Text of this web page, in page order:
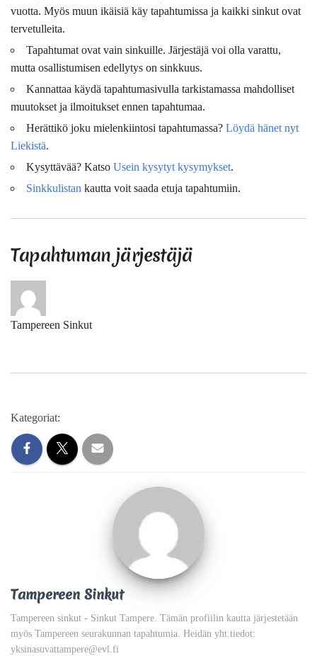
vuotta. Myös muun ikäisiä käy tapahtumissa ja kaikki sinkut ovat
tervetulleita.
Tapahtumat ovat vain sinkuille. Järjestäjä voi olla varattu,
mutta osallistumisen edellytys on sinkkuus.
Kannattaa käydä tapahtumasivulla tarkistamassa mahdolliset
muutokset ja ilmoitukset ennen tapahtumaa.
Herättikö joku mielenkiintosi tapahtumassa? Löydä hänet nyt
Liekistä.
Kysyttävää? Katso Usein kysytyt kysymykset.
Sinkkulistan kautta voit saada etuja tapahtumiin.
Tapahtuman järjestäjä
Tampereen Sinkut
Kategoriat:
Tampereen Sinkut
Tampereen sinkut - Sinkut Tampere. Tämän profiilin kautta järjestetään
myös Tampereen seurakunnan tapahtumia. Heidän yht.tiedot:
yksinasuvattampere@evl.fi